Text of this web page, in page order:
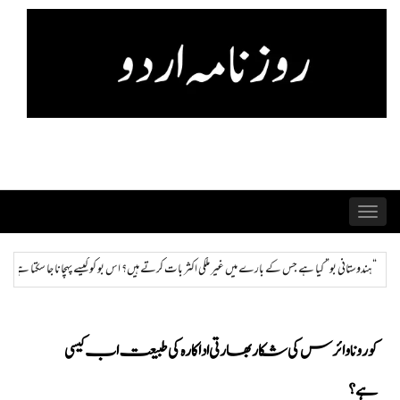
Skip
Toggle
navigation
اکثر بات کرتے ہیں؟ اس بو کو کیسے پہچانا جا سکتا ہے اور ختم کیا جا سکتا ہے؟ ہمراز: پاکستان
کورونا وائرس کی شکار بھارتی اداکارہ کی طبیعت اب کیسی
ہے؟